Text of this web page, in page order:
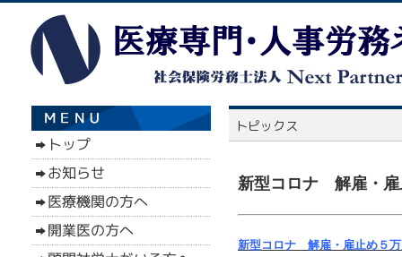
新型コロナ 解雇・雇
新型コロナ 解雇・雇止め５万